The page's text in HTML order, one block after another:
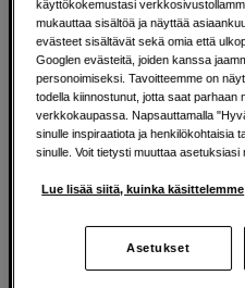
Ratkaisuja luoville
1982
Olemme Scandinavian
auttaneet luovia ihmisiä
Tarjoamme inspiraatiota,
muun muassa
musiikin ja taiteen
muuttuvat todellisuudeksi.
käyttökokemustasi
mukauttaa sisältöä ja näyttää
evästeet sisältävät sekä omia että
Googlen evästeitä, joiden kanssa
personoimiseksi. Tavoitteemme on
todella kiinnostunut, jotta saat parhaan
verkkokaupassa. Napsauttamalla
sinulle inspiraatiota ja henkilökohtaisia
sinulle. Voit tietysti muuttaa asetuksiasi
Lue lisää siitä, kuinka käsittelemme
Asetukset